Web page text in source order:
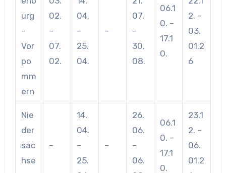
urg
-
Vor
po
mm
ern
02.
–
07.
02.
04.
–
25.
04.
–
07.
–
30.
08.
06.1
0. –
17.1
0.
2. –
03.
01.2
6
Nie
der
sac
hse
–
14.
04.
–
25.
–
26.
06.
–
06.
06.1
0. –
17.1
0.
23.1
2. –
06.
01.2